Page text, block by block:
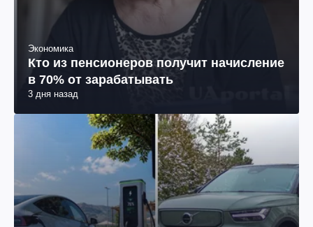
Экономика
Кто из пенсионеров получит начисление
в 70% от зарабатывать
3 дня назад